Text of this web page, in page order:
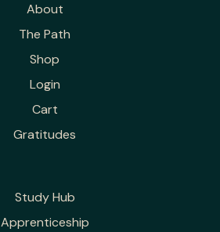
About
The Path
Shop
Login
Cart
Gratitudes
Study Hub
Apprenticeship